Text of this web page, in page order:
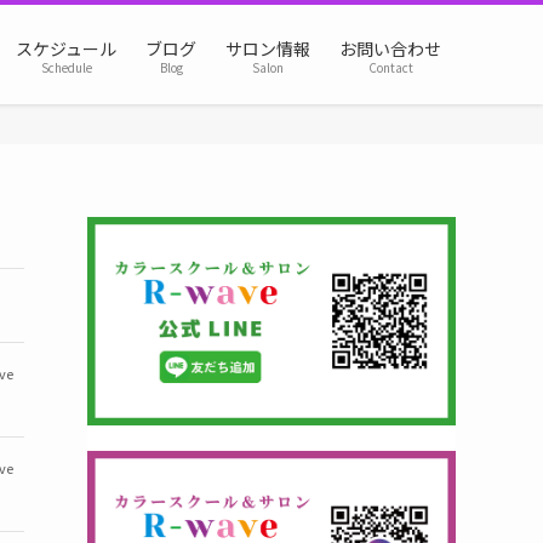
スケジュール
Schedule
ブログ
Blog
サロン情報
Salon
お問い合わせ
Contact